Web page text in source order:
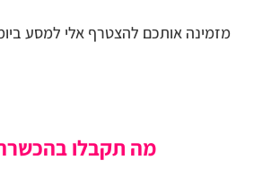
מזמינה אותכם להצטרף אלי למסע
מה תקבלו